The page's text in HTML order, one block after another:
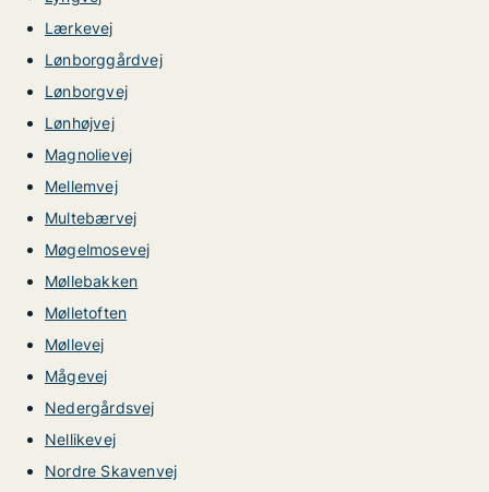
Lærkevej
Lønborggårdvej
Lønborgvej
Lønhøjvej
Magnolievej
Mellemvej
Multebærvej
Møgelmosevej
Møllebakken
Mølletoften
Møllevej
Mågevej
Nedergårdsvej
Nellikevej
Nordre Skavenvej